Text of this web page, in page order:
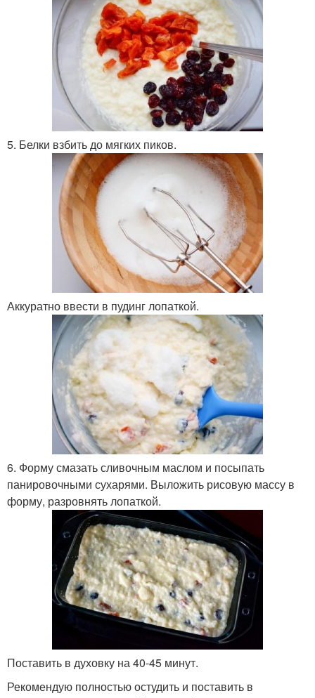
5. Белки взбить до мягких пиков.
Аккуратно ввести в пудинг лопаткой.
6. Форму смазать сливочным маслом и посыпать
панировочными сухарями. Выложить рисовую массу в
форму, разровнять лопаткой.
Поставить в духовку на 40-45 минут.
Рекомендую полностью остудить и поставить в